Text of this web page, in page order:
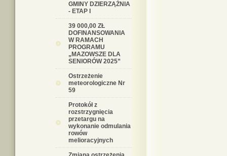
GMINY DZIERZĄŻNIA
- ETAP I
39 000,00 ZŁ
DOFINANSOWANIA
W RAMACH
PROGRAMU
„MAZOWSZE DLA
SENIORÓW 2025”
Ostrzeżenie
meteorologiczne Nr
59
Protokół z
rozstrzygnięcia
przetargu na
wykonanie odmulania
rowów
melioracyjnych